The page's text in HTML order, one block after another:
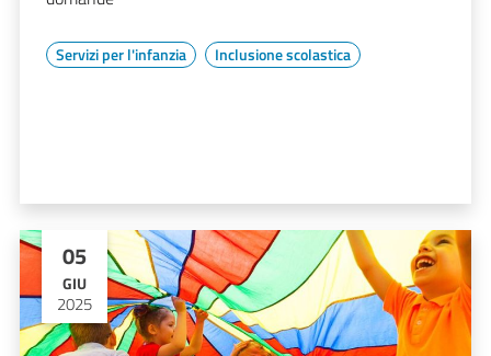
Servizi per l'infanzia Inclusione scolastica
05
GIU
2025